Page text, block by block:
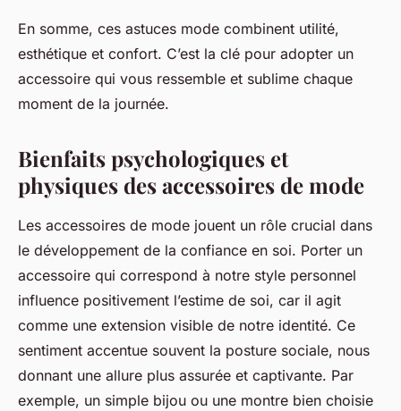
En somme, ces astuces mode combinent utilité,
esthétique et confort. C’est la clé pour adopter un
accessoire qui vous ressemble et sublime chaque
moment de la journée.
Bienfaits psychologiques et
physiques des accessoires de mode
Les accessoires de mode jouent un rôle crucial dans
le développement de la confiance en soi. Porter un
accessoire qui correspond à notre style personnel
influence positivement l’estime de soi, car il agit
comme une extension visible de notre identité. Ce
sentiment accentue souvent la posture sociale, nous
donnant une allure plus assurée et captivante. Par
exemple, un simple bijou ou une montre bien choisie